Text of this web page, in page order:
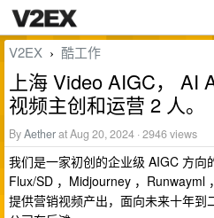
V2EX › 酷工作
上海 Video AIGC， AI
视频主创和运营 2 人。
ByAetherat Aug 20, 2024 · 2946 views
我们是一家初创的企业级 AIGC 方向
Flux/SD ，Midjourney ，Runwayml
提供营销视频产出，面向未来十年到